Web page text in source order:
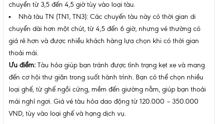
chuyển từ 3,5 đến 4,5 giờ tùy vào loại tàu.
Nhà tàu TN (TN1, TN3): Các chuyến tàu này có thời gian di
chuyển dài hơn một chút, từ 4,5 đến 6 giờ, nhưng vé thường có
giá rẻ hơn và được nhiều khách hàng lựa chọn khi có thời gian
thoải mái.
Ưu điểm: Tàu hỏa giúp bạn tránh được tình trạng kẹt xe và mang
đến cơ hội thư giãn trong suốt hành trình. Bạn có thể chọn nhiều
loại ghế, từ ghế ngồi cứng, mềm đến giường nằm, giúp bạn thoải
mái nghỉ ngơi. Giá vé tàu hỏa dao động từ 120.000 – 350.000
VND, tùy vào loại ghế và hạng dịch vụ.